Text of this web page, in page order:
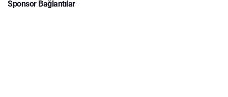
Sponsor Bağlantılar